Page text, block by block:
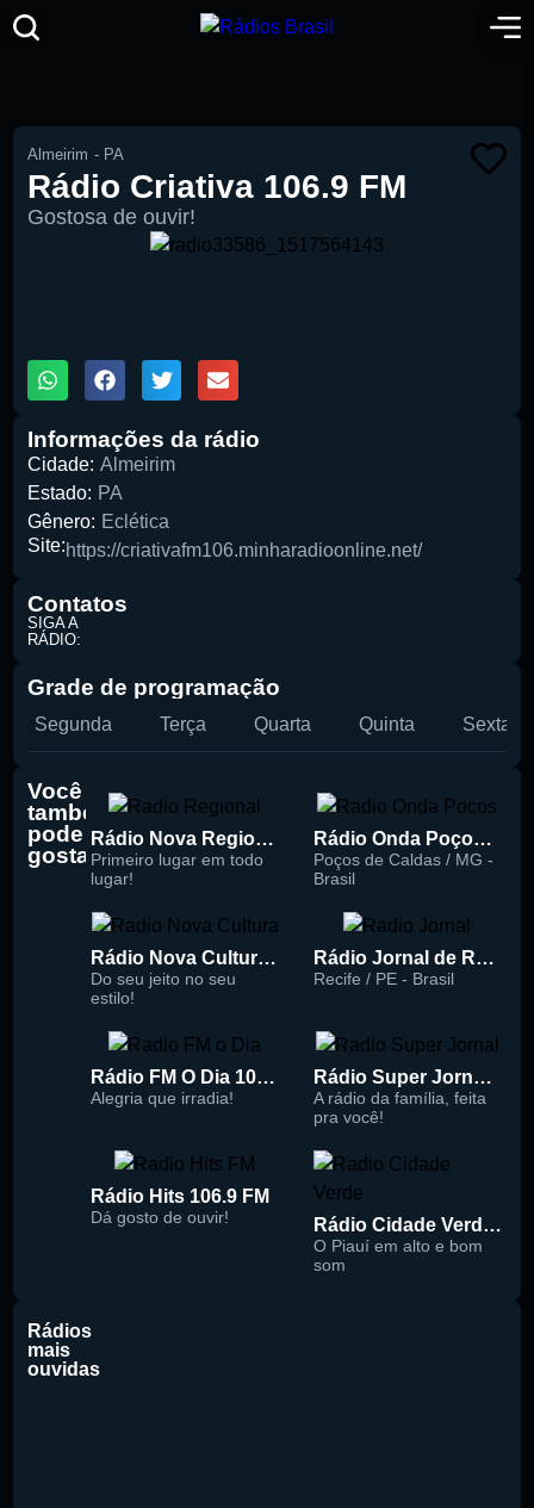
Pesquise aqui a sua rádio favorita:
Buscar rádio
Almeirim - PA
Rádio Criativa 106.9 FM
Gostosa de ouvir!
Informações da rádio
Cidade: Almeirim
Estado: PA
Gênero: Eclética
Site:https://criativafm106.minharadioonline.net/
Contatos
SIGA A
RÁDIO:
Grade de programação
Segunda Terça Quarta Quinta Sexta
Você
também
pode
gostar
Rádio Nova Regional 91.5 FM
Primeiro lugar em todo
lugar!
Rádio Onda Poços 96.7 FM
Poços de Caldas / MG -
Brasil
Rádio Nova Cultura 93.1 FM
Do seu jeito no seu
estilo!
Rádio Jornal de Recife 90.3 FM
Recife / PE - Brasil
Rádio FM O Dia 100.5
Alegria que irradia!
Rádio Super Jornal 105.7 FM
A rádio da família, feita
pra você!
Rádio Hits 106.9 FM
Dá gosto de ouvir! Rádio Cidade Verde 93.5 FM
O Piauí em alto e bom
som
Rádios
mais
ouvidas